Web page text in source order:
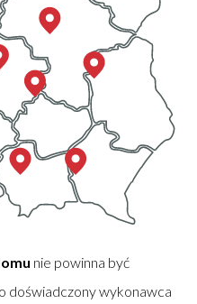
nie powinna być
doświadczony wykonawca